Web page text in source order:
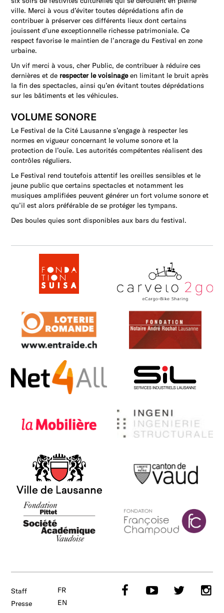
ville. Merci à vous d’éviter toutes déprédations afin de
contribuer à préserver ces différents lieux dont certains
jouissent d'une exceptionnelle richesse patrimoniale. Ce
respect favorise le maintien de l’ancrage du Festival en zone
urbaine.
Un vif merci à vous, cher Public, de contribuer à réduire ces
dernières et de respecter le voisinageen limitant le bruit après
la fin des spectacles, ainsi qu’en évitant toutes déprédations
sur les bâtiments et les véhicules.
VOLUME SONORE
Le Festival de la Cité Lausanne s’engage à respecter les
normes en vigueur concernant le volume sonore et la
protection de l’ouïe. Les autorités compétentes réalisent des
contrôles réguliers.
Le Festival rend toutefois attentif les oreilles sensibles et le
jeune public que certains spectacles et notamment les
musiques amplifiées peuvent générer un fort volume sonore et
qu’il est alors préférable de se protéger les tympans.
Des boules quies sont disponibles aux bars du festival.
Rochat
Staff
Presse
FR
EN
FacebookYouTube